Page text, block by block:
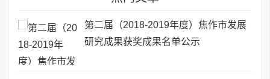
第二届（2018-2019年度）焦作市发展
研究成果获奖成果名单公示